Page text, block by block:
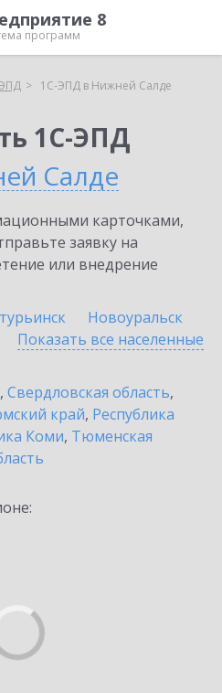
8
программ
1С-ЭПД в Нижней Салде
1С-ЭПД
Салде
карточками,
заявку на
или внедрение
Новоуральск
Показать все населенные
, Свердловская область,
край, Республика
Коми, Тюменская